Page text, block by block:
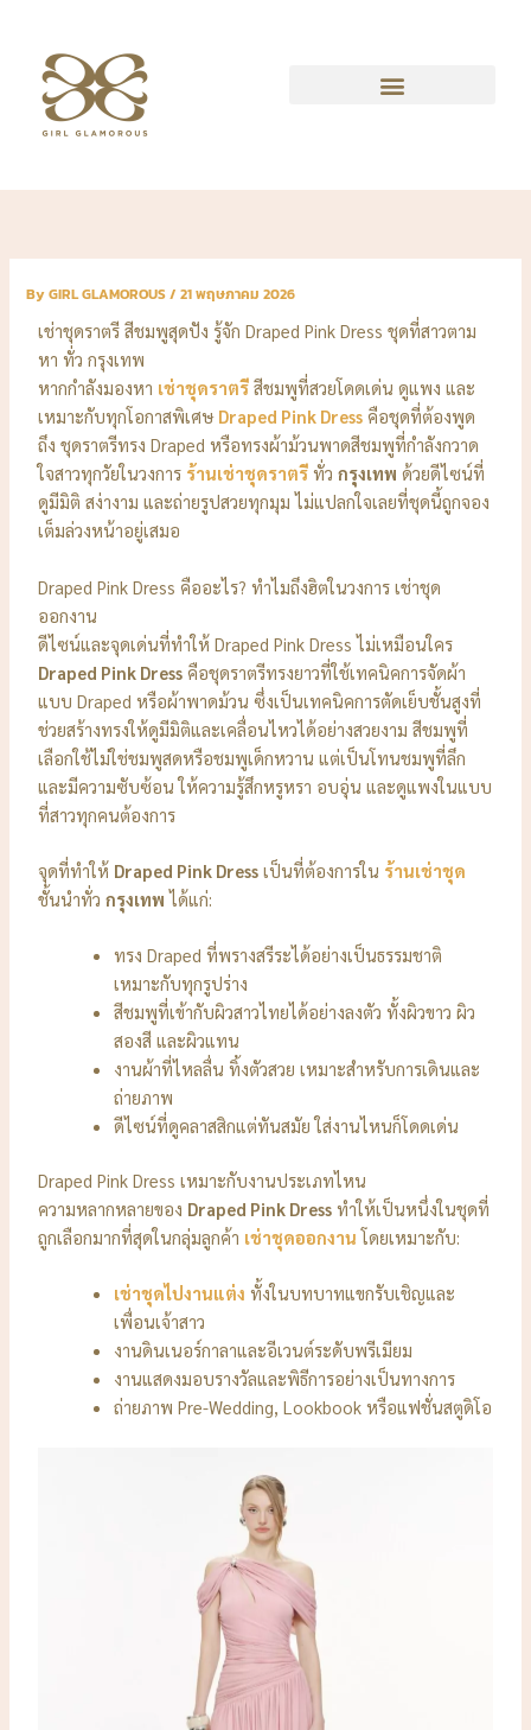
content
ByGIRL GLAMOROUS/21 พฤษภาคม 2026
เช่าชุดราตรี สีชมพูสุดปัง รู้จัก Draped Pink Dress ชุดที่สาวตาม
หา ทั่ว กรุงเทพ
หากกำลังมองหา เช่าชุดราตรี สีชมพูที่สวยโดดเด่น ดูแพง และ
เหมาะกับทุกโอกาสพิเศษ Draped Pink Dress คือชุดที่ต้องพูด
ถึง ชุดราตรีทรง Draped หรือทรงผ้าม้วนพาดสีชมพูที่กำลังกวาด
ใจสาวทุกวัยในวงการ ร้านเช่าชุดราตรี ทั่วกรุงเทพ ด้วยดีไซน์ที่
ดูมีมิติ สง่างาม และถ่ายรูปสวยทุกมุม ไม่แปลกใจเลยที่ชุดนี้ถูกจอง
เต็มล่วงหน้าอยู่เสมอ
Draped Pink Dress คืออะไร? ทำไมถึงฮิตในวงการ เช่าชุด
ออกงาน
ดีไซน์และจุดเด่นที่ทำให้ Draped Pink Dress ไม่เหมือนใคร
Draped Pink Dress คือชุดราตรีทรงยาวที่ใช้เทคนิคการจัดผ้า
แบบ Draped หรือผ้าพาดม้วน ซึ่งเป็นเทคนิคการตัดเย็บชั้นสูงที่
ช่วยสร้างทรงให้ดูมีมิติและเคลื่อนไหวได้อย่างสวยงาม สีชมพูที่
เลือกใช้ไม่ใช่ชมพูสดหรือชมพูเด็กหวาน แต่เป็นโทนชมพูที่ลึก
และมีความซับซ้อน ให้ความรู้สึกหรูหรา อบอุ่น และดูแพงในแบบ
ที่สาวทุกคนต้องการ
จุดที่ทำให้ Draped Pink Dress เป็นที่ต้องการใน ร้านเช่าชุด
ชั้นนำทั่วกรุงเทพ ได้แก่:
ทรง Draped ที่พรางสรีระได้อย่างเป็นธรรมชาติ
เหมาะกับทุกรูปร่าง
สีชมพูที่เข้ากับผิวสาวไทยได้อย่างลงตัว ทั้งผิวขาว ผิว
สองสี และผิวแทน
งานผ้าที่ไหลลื่น ทิ้งตัวสวย เหมาะสำหรับการเดินและ
ถ่ายภาพ
ดีไซน์ที่ดูคลาสสิกแต่ทันสมัย ใส่งานไหนก็โดดเด่น
Draped Pink Dress เหมาะกับงานประเภทไหน
ความหลากหลายของ Draped Pink Dress ทำให้เป็นหนึ่งในชุดที่
ถูกเลือกมากที่สุดในกลุ่มลูกค้า เช่าชุดออกงาน โดยเหมาะกับ:
เช่าชุดไปงานแต่ง ทั้งในบทบาทแขกรับเชิญและ
เพื่อนเจ้าสาว
งานดินเนอร์กาลาและอีเวนต์ระดับพรีเมียม
งานแสดงมอบรางวัลและพิธีการอย่างเป็นทางการ
ถ่ายภาพ Pre-Wedding, Lookbook หรือแฟชั่นสตูดิโอ